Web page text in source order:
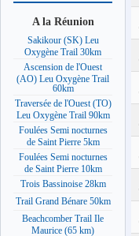
A la Réunion
Sakikour (SK) Leu
Oxygène Trail 30km
Ascension de l'Ouest
(AO) Leu Oxygène Trail
60km
Traversée de l'Ouest (TO)
Leu Oxygène Trail 90km
Foulées Semi nocturnes
de Saint Pierre 5km
Foulées Semi nocturnes
de Saint Pierre 10km
Trois Bassinoise 28km
Trail Grand Bénare 50km
Beachcomber Trail Ile
Maurice (65 km)